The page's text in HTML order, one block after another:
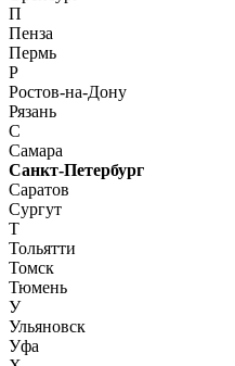
П
Пенза
Пермь
Р
Ростов-на-Дону
Рязань
С
Самара
Санкт-Петербург
Саратов
Сургут
Т
Тольятти
Томск
Тюмень
У
Ульяновск
Уфа